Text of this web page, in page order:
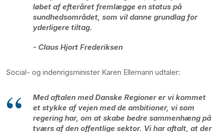
løbet af efteråret fremlægge en status på
sundhedsområdet, som vil danne grundlag for
yderligere tiltag.
- Claus Hjort Frederiksen
Social- og indenrigsminister Karen Ellemann udtaler:
Med aftalen med Danske Regioner er vi kommet
et stykke af vejen med de ambitioner, vi som
regering har, om at skabe bedre sammenhæng på
tværs af den offentlige sektor. Vi har aftalt, at der